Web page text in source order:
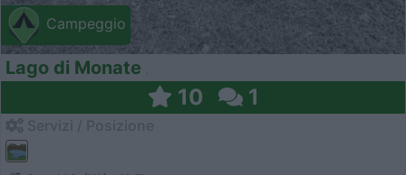
Campeggio
Lago di Monate
10 1